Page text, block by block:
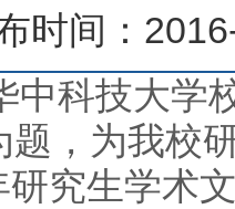
时间：
中科技大学
题，为我校
研究生学术